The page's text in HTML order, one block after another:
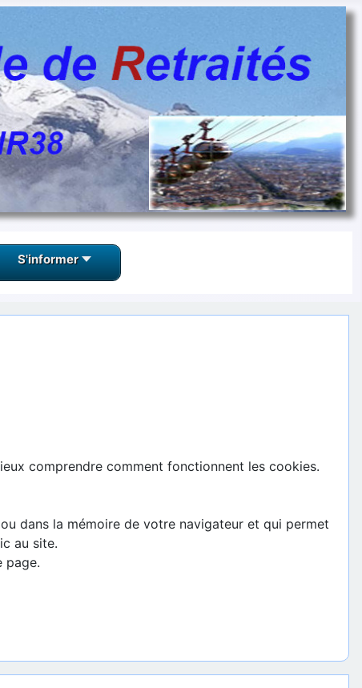
S'informer
comprendre comment fonctionnent les cookies.
dans la mémoire de votre navigateur et qui permet
au site.
page.